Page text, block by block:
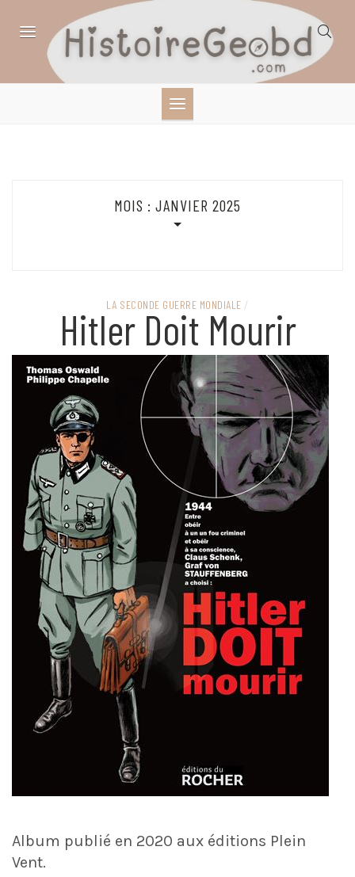
LITTÉRATURE EN
MOIS : JANVIER 2025
LA SECONDE GUERRE MONDIALE /
Hitler Doit Mourir
Album publié en 2020 aux éditions Plein
Vent.